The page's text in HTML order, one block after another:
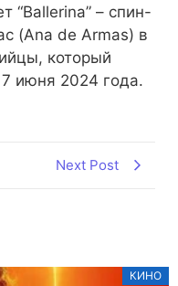
“Ballerina” – спин-
(Ana de Armas) в
который
июня 2024 года.
Next Post
КИНО